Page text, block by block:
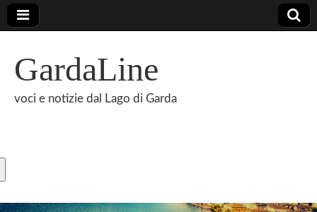
GardaLine
voci e notizie dal Lago di Garda